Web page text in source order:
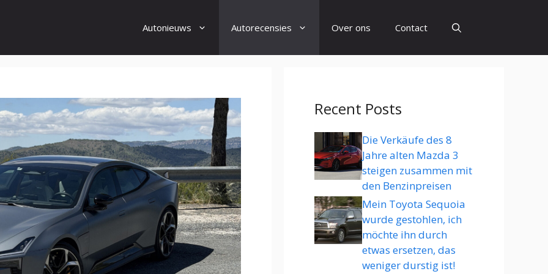
Autonieuws Autorecensies Over ons Contact
Recent Posts
Die Verkäufe des 8
Jahre alten Mazda 3
steigen zusammen mit
den Benzinpreisen
Mein Toyota Sequoia
wurde gestohlen, ich
möchte ihn durch
etwas ersetzen, das
weniger durstig ist!